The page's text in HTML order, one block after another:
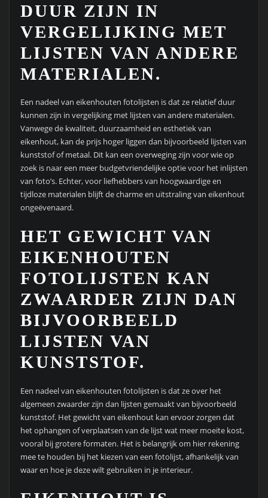
DUUR ZIJN IN
VERGELIJKING MET
LIJSTEN VAN ANDERE
MATERIALEN.
Een nadeel van eikenhouten fotolijsten is dat ze relatief duur
kunnen zijn in vergelijking met lijsten van andere materialen.
Vanwege de kwaliteit, duurzaamheid en esthetiek van
eikenhout, kan de prijs hoger liggen dan bijvoorbeeld lijsten van
kunststof of metaal. Dit kan een overweging zijn voor wie op
zoek is naar een meer budgetvriendelijke optie voor het inlijsten
van foto’s. Echter, voor liefhebbers van hoogwaardige en
tijdloze materialen blijft de charme en uitstraling van eikenhout
ongeëvenaard.
HET GEWICHT VAN
EIKENHOUTEN
FOTOLIJSTEN KAN
ZWAARDER ZIJN DAN
BIJVOORBEELD
LIJSTEN VAN
KUNSTSTOF.
Een nadeel van eikenhouten fotolijsten is dat ze over het
algemeen zwaarder zijn dan lijsten gemaakt van bijvoorbeeld
kunststof. Het gewicht van eikenhout kan ervoor zorgen dat
het ophangen of verplaatsen van de lijst wat meer moeite kost,
vooral bij grotere formaten. Het is belangrijk om hier rekening
mee te houden bij het kiezen van een fotolijst, afhankelijk van
waar en hoe je deze wilt gebruiken in je interieur.